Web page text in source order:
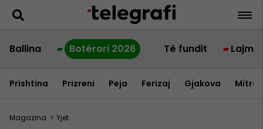
Ballina Botërori 2026 Të fundit Lajme
Prishtina Prizreni Peja Ferizaj Gjakova
Magazina > Yjet